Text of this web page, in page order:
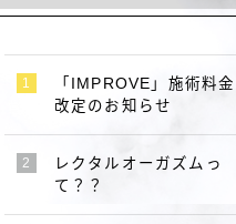
「IMPROVE」施術料金
改定のお知らせ
レクタルオーガズムっ
て？？